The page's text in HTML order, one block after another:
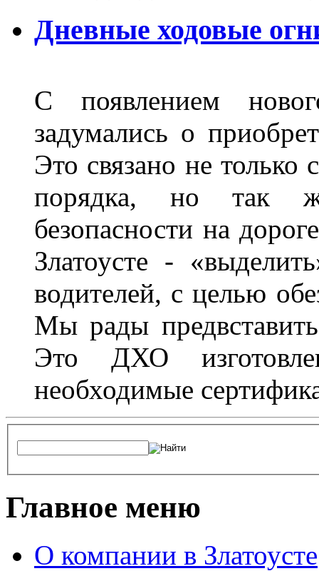
Дневные ходовые
С появлением
задумались о
Это связано не только
порядка, но так
безопасности на
Златоусте -
водителей, с целью
Мы рады
Это ДХО
необходимые
Главное меню
О компании в Златоусте